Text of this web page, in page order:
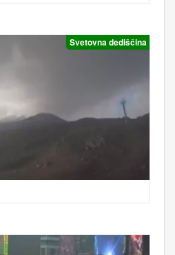
Svetovna dediščina